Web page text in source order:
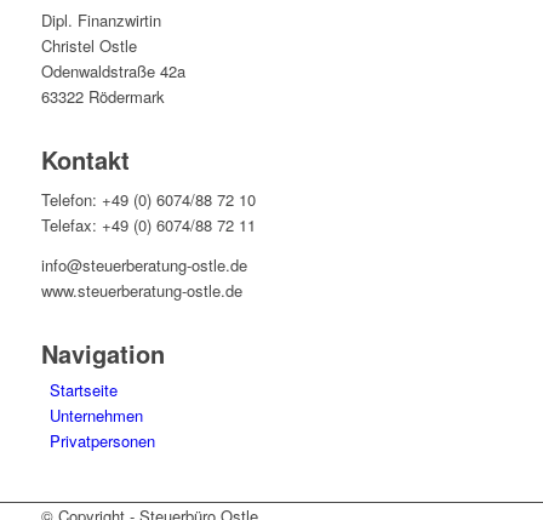
Dipl. Finanzwirtin
Christel Ostle
Odenwaldstraße 42a
63322 Rödermark
Kontakt
Telefon: +49 (0) 6074/88 72 10
Telefax: +49 (0) 6074/88 72 11
info@steuerberatung-ostle.de
www.steuerberatung-ostle.de
Navigation
Startseite
Unternehmen
Privatpersonen
© Copyright - Steuerbüro Ostle